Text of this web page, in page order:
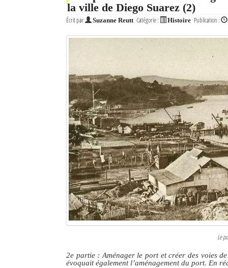
la ville de Diego Suarez (2)
Écrit par Suzanne Reutt Catégorie : Histoire Publication :
Le
2e partie : Aménager le port et créer des voies
évoquait également l’aménagement du port. En